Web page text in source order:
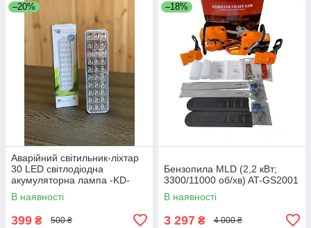
–20%
Аварійний світильник-ліхтар
30 LED cвітлодіодна
акумуляторна лампа -KD-
630.
В наявності
399 ₴ 500 ₴
–18%
Бензопила MLD (2,2 кВт;
3300/11000 об/хв) AT-GS2001
В наявності
3 297 ₴ 4 000 ₴